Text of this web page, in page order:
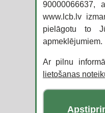
90000066637,
www.lcb.lv
pielāgotu to
apmeklējumiem.
Ar pilnu
lietošanas